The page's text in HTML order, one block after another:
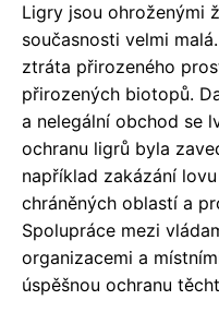
Ligry jsou ohroženými
současnosti velmi
ztráta přirozeného
přirozených biotopů.
a nelegální obchod se
ochranu ligrů byla
například zakázání
chráněných oblastí a
Spolupráce mezi
organizacemi a
úspěšnou ochranu